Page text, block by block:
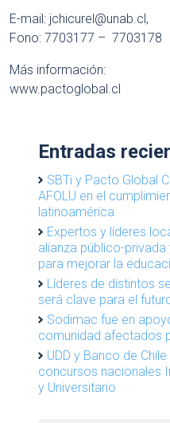
E-mail: jchicurel@unab.cl,
Fono: 7703177 – 7703178
Más información:
www.pactoglobal.cl
Entradas
SBTi y Pacto Global
AFOLU en el
latinoamérica
Expertos y líderes
alianza público-
para mejorar la
Líderes de distintos
será clave para el
Sodimac fue en
comunidad afectados
UDD y Banco de
concursos nacionales
y Universitario